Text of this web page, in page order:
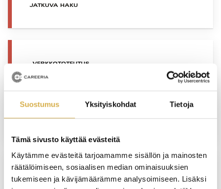
Suostumus Yksityiskohdat Tietoja
Tämä sivusto käyttää evästeitä
Käytämme evästeitä tarjoamamme sisällön ja mainosten
räätälöimiseen, sosiaalisen median ominaisuuksien
tukemiseen ja kävijämäärämme analysoimiseen. Lisäksi
JATKUVA HAKU
VERKKOTOTEUTUS
JATKUVA HAKU
VANTAA